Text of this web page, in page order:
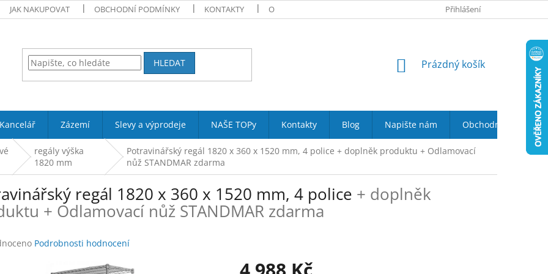
JAK NAKUPOVAT OBCHODNÍ PODMÍNKY KONTAKTY O NÁS DOPRAVA A PLATBA
Přihlášení
HLEDAT
NÁKUPNÍ
Prázdný košík
Kancelář Zázemí Slevy a výprodeje NAŠE TOPy Kontakty Blog Napište nám Obchodní podmínky
regály výška
1820 mm
Potravinářský regál 1820 x 360 x 1520 mm, 4 police + doplněk produktu + Odlamovací
nůž STANDMAR zdarma
regál 1820 x 360 x 1520 mm, 4 police + doplněk
+ Odlamovací nůž STANDMAR zdarma
Podrobnosti hodnocení